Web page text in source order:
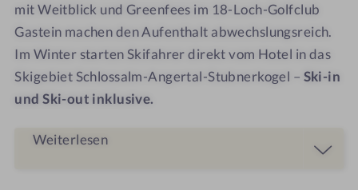
mit Weitblick und Greenfees im 18-Loch-Golfclub
Gastein machen den Aufenthalt abwechslungsreich.
Im Winter starten Skifahrer direkt vom Hotel in das
Skigebiet Schlossalm-Angertal-Stubnerkogel – Ski-in
und Ski-out inklusive.
Weiterlesen